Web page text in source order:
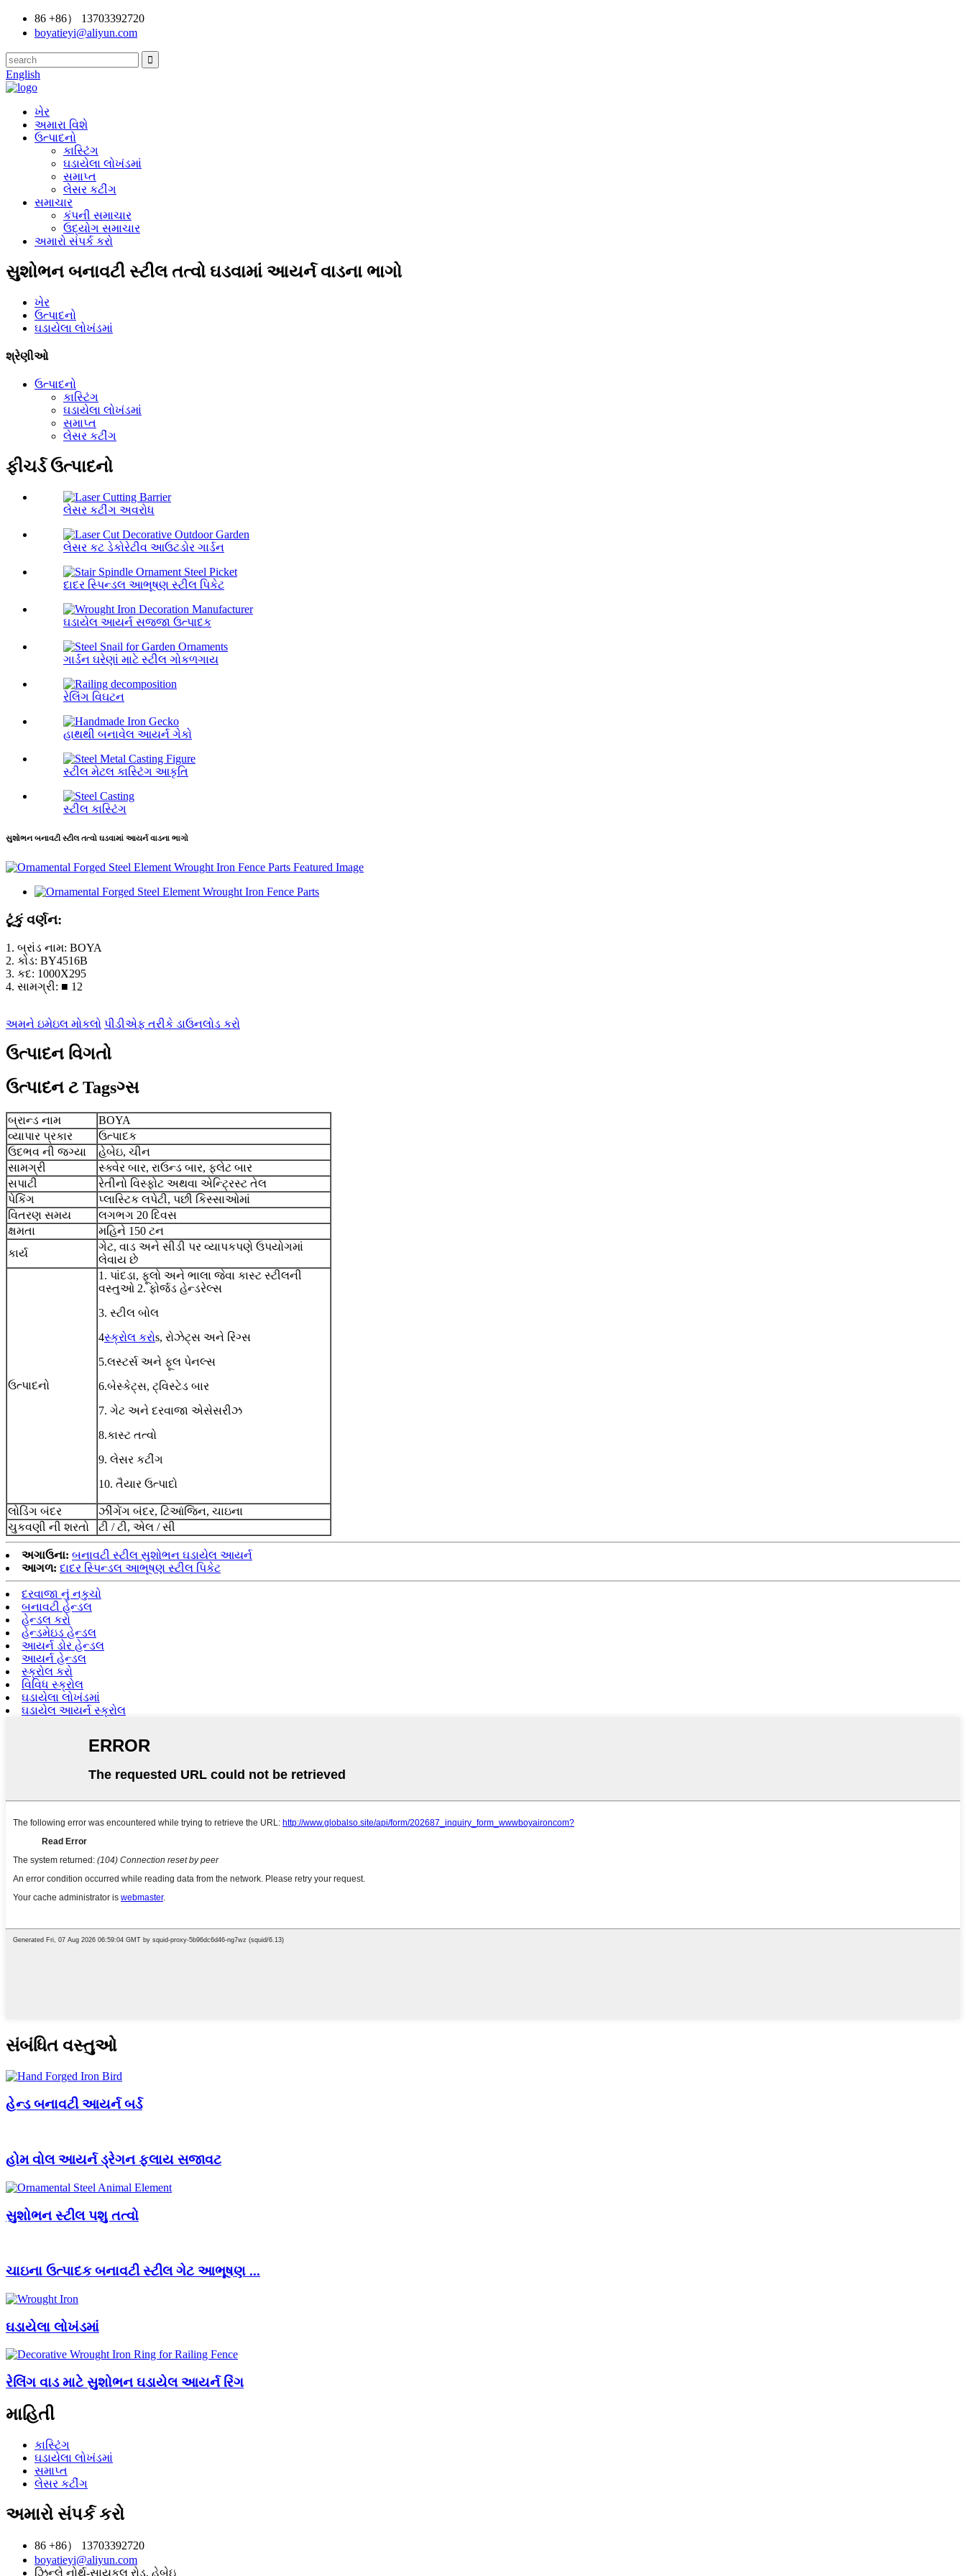
86 +86） 13703392720
boyatieyi@aliyun.com
English
ખેર
અમારા વિશે
ઉત્પાદનો
કાસ્ટિંગ
ઘડાયેલા લોખંડમાં
સમાપ્ત
લેસર કટીંગ
સમાચાર
કંપની સમાચાર
ઉદ્યોગ સમાચાર
અમારો સંપર્ક કરો
સુશોભન બનાવટી સ્ટીલ તત્વો ઘડવામાં આયર્ન વાડના ભાગો
ખેર
ઉત્પાદનો
ઘડાયેલા લોખંડમાં
શ્રેણીઓ
ઉત્પાદનો
કાસ્ટિંગ
ઘડાયેલા લોખંડમાં
સમાપ્ત
લેસર કટીંગ
ફીચર્ડ ઉત્પાદનો
લેસર કટીંગ અવરોધ
લેસર કટ ડેકોરેટીવ આઉટડોર ગાર્ડન
દાદર સ્પિન્ડલ આભૂષણ સ્ટીલ પિકેટ
ઘડાયેલ આયર્ન સજ્જા ઉત્પાદક
ગાર્ડન ઘરેણાં માટે સ્ટીલ ગોકળગાય
રેલિંગ વિઘટન
હાથથી બનાવેલ આયર્ન ગેકો
સ્ટીલ મેટલ કાસ્ટિંગ આકૃતિ
સ્ટીલ કાસ્ટિંગ
સુશોભન બનાવટી સ્ટીલ તત્વો ઘડવામાં આયર્ન વાડના ભાગો
ટૂંકું વર્ણન:
1. બ્રાંડ નામ: BOYA
2. કોડ: BY4516B
3. કદ: 1000X295
4. સામગ્રી: ■ 12
અમને ઇમેઇલ મોકલો પીડીએફ તરીકે ડાઉનલોડ કરો
ઉત્પાદન વિગતો
ઉત્પાદન ટ Tagsગ્સ
બ્રાન્ડ નામ
BOYA
વ્યાપાર પ્રકાર
ઉત્પાદક
ઉદભવ ની જગ્યા
હેબેઇ, ચીન
સામગ્રી
સ્ક્વેર બાર, રાઉન્ડ બાર, ફ્લેટ બાર
સપાટી
રેતીનો વિસ્ફોટ અથવા એન્ટિ્રસ્ટ તેલ
પેકિંગ
પ્લાસ્ટિક લપેટી, પછી કિસ્સાઓમાં
વિતરણ સમય
લગભગ 20 દિવસ
ક્ષમતા
મહિને 150 ટન
કાર્ય
ગેટ, વાડ અને સીડી પર વ્યાપકપણે ઉપયોગમાં
લેવાય છે
ઉત્પાદનો
1. પાંદડા, ફૂલો અને ભાલા જેવા કાસ્ટ સ્ટીલની
વસ્તુઓ 2. ફોર્જડ હેન્ડરેલ્સ
3. સ્ટીલ બોલ
4સ્ક્રોલ કરોs, રોઝેટ્સ અને રિંગ્સ
5.લસ્ટર્સ અને ફૂલ પેનલ્સ
6.બેસ્કેટ્સ, ટ્વિસ્ટેડ બાર
7. ગેટ અને દરવાજા એસેસરીઝ
8.કાસ્ટ તત્વો
9. લેસર કટીંગ
10. તૈયાર ઉત્પાદો
લોડિંગ બંદર
ઝીંગેંગ બંદર, ટિઆંજિન, ચાઇના
ચુકવણી ની શરતો
ટી / ટી, એલ / સી
અગાઉના: બનાવટી સ્ટીલ સુશોભન ઘડાયેલ આયર્ન
આગળ: દાદર સ્પિન્ડલ આભૂષણ સ્ટીલ પિકેટ
દરવાજા નું નકુચો
બનાવટી હેન્ડલ
હેન્ડલ કરો
હેન્ડમેઇડ હેન્ડલ
આયર્ન ડોર હેન્ડલ
આયર્ન હેન્ડલ
સ્ક્રોલ કરો
વિવિધ સ્ક્રોલ
ઘડાયેલા લોખંડમાં
ઘડાયેલ આયર્ન સ્ક્રોલ
સંબંધિત વસ્તુઓ
હેન્ડ બનાવટી આયર્ન બર્ડ
હોમ વોલ આયર્ન ડ્રેગન ફ્લાય સજાવટ
સુશોભન સ્ટીલ પશુ તત્વો
ચાઇના ઉત્પાદક બનાવટી સ્ટીલ ગેટ આભૂષણ ...
ઘડાયેલા લોખંડમાં
રેલિંગ વાડ માટે સુશોભન ઘડાયેલ આયર્ન રિંગ
માહિતી
કાસ્ટિંગ
ઘડાયેલા લોખંડમાં
સમાપ્ત
લેસર કટીંગ
અમારો સંપર્ક કરો
86 +86） 13703392720
boyatieyi@aliyun.com
ઝિન્લે નોર્થ-સાયકલ રોડ, હેબેઇ